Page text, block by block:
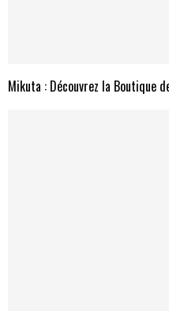
Mikuta : Découvrez la Boutique